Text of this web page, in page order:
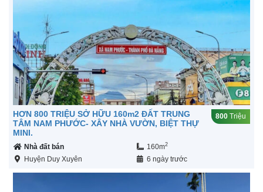
HƠN 800 TRIỆU SỞ HỮU 160m2 ĐẤT TRUNG
TÂM NAM PHƯỚC- XÂY NHÀ VƯỜN, BIỆT THỰ
MINI.
800 Triệu
Nhà đất bán 160m2
Huyện Duy Xuyên 6 ngày trước